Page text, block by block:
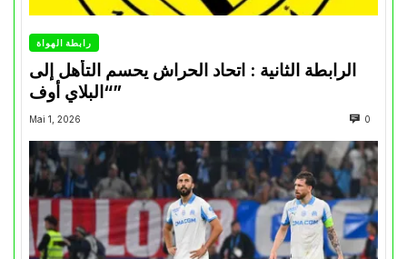
رابطة الهواة
الرابطة الثانية : اتحاد الحراش يحسم التأهل إلى
“البلاي أوف”
Mai 1, 2026 0